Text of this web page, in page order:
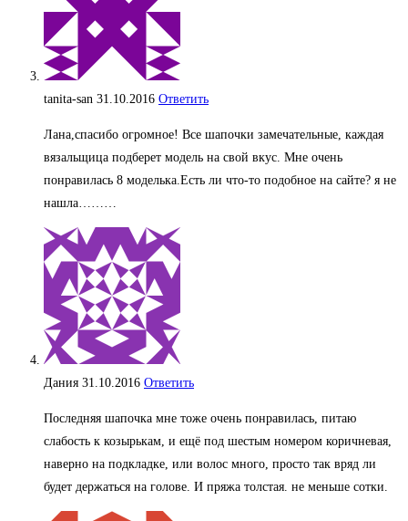
tanita-san 31.10.2016 Ответить
Лана,спасибо огромное! Все шапочки замечательные, каждая
вязальщица подберет модель на свой вкус. Мне очень
понравилась 8 моделька.Есть ли что-то подобное на сайте? я не
нашла………
Дания 31.10.2016 Ответить
Последняя шапочка мне тоже очень понравилась, питаю
слабость к козырькам, и ещё под шестым номером коричневая,
наверно на подкладке, или волос много, просто так вряд ли
будет держаться на голове. И пряжа толстая. не меньше сотки.